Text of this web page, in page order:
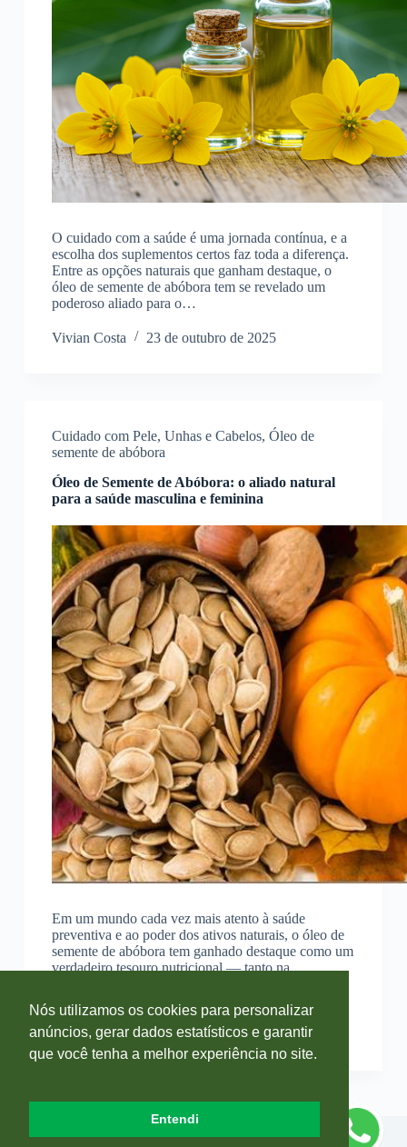
O cuidado com a saúde é uma jornada contínua, e a
escolha dos suplementos certos faz toda a diferença.
Entre as opções naturais que ganham destaque, o
óleo de semente de abóbora tem se revelado um
poderoso aliado para o…
Vivian Costa 23 de outubro de 2025
Cuidado com Pele, Unhas e Cabelos, Óleo de
semente de abóbora
Óleo de Semente de Abóbora: o aliado natural
para a saúde masculina e feminina
Em um mundo cada vez mais atento à saúde
preventiva e ao poder dos ativos naturais, o óleo de
semente de abóbora tem ganhado destaque como um
verdadeiro tesouro nutricional — tanto na
Vivian Costa 13 de junho de 2025
Copyright © 2026 Blog Farmácia Sempre Viva - Desenvolvido por
Nós utilizamos os cookies para personalizar
anúncios, gerar dados estatísticos e garantir
que você tenha a melhor experiência no site.
Entendi